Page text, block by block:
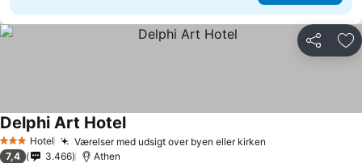
Del
3 StjernerHotel Værelser med udsigt over byen eller kirken
Delphi Art Hotel
7,4 3.466 Athen